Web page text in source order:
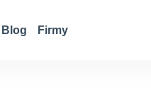
Blog Firmy